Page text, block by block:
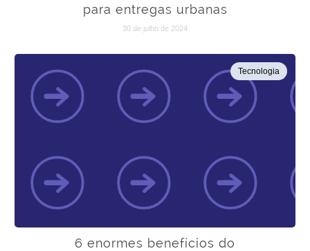
para entregas urbanas
30 de julho de 2024
Tecnologia
6 enormes benefícios do